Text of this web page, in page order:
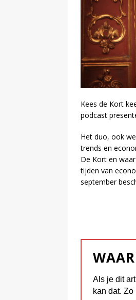
Kees de Kort
podcast
Het duo, ook
trends en
De Kort en
tijden van
september
Als je dit
kan dat.